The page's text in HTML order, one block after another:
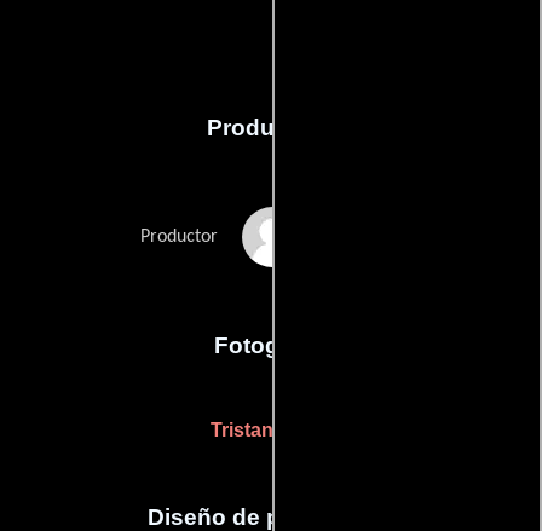
Producción
Productor
Fotografia
Tristan Milani
Diseño de producción